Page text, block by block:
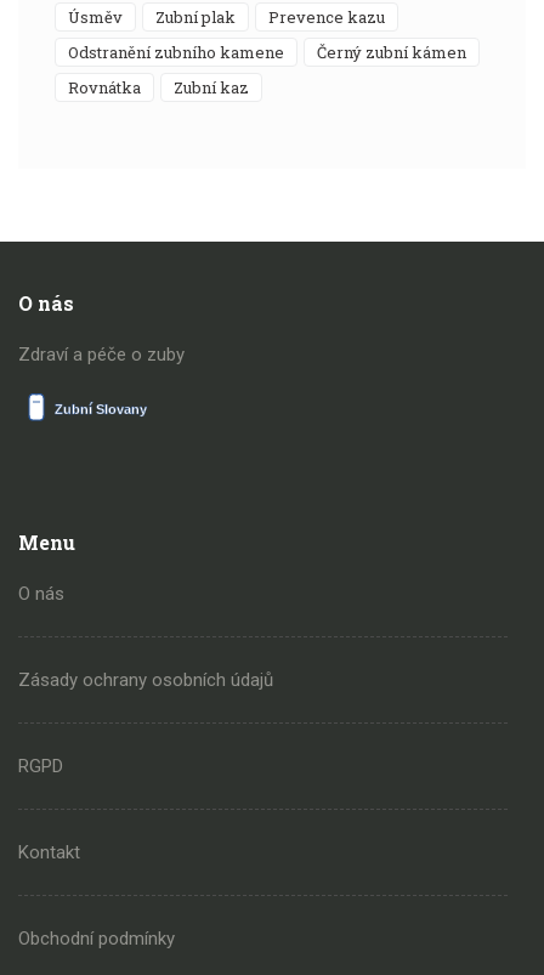
úsměv
zubní plak
prevence kazu
odstranění zubního kamene
černý zubní kámen
rovnátka
zubní kaz
O nás
Zdraví a péče o zuby
Menu
O nás
Zásady ochrany osobních údajů
RGPD
Kontakt
Obchodní podmínky